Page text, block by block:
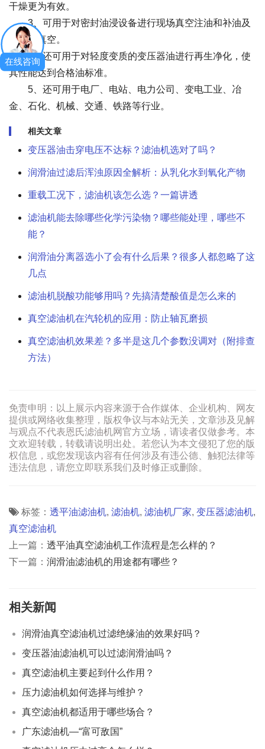
干燥更为有效。
3、可用于对密封油浸设备进行现场真空注油和补油及
设备抽真空。
4、还可用于对轻度变质的变压器油进行再生净化，使
其性能达到合格油标准。
5、还可用于电厂、电站、电力公司、变电工业、冶
金、石化、机械、交通、铁路等行业。
相关文章
变压器油击穿电压不达标？滤油机选对了吗？
润滑油过滤后浑浊原因全解析：从乳化水到氧化产物
重载工况下，滤油机该怎么选？一篇讲透
滤油机能去除哪些化学污染物？哪些能处理，哪些不
能？
润滑油分离器选小了会有什么后果？很多人都忽略了这
几点
滤油机脱酸功能够用吗？先搞清楚酸值是怎么来的
真空滤油机在汽轮机的应用：防止轴瓦磨损
真空滤油机效果差？多半是这几个参数没调对（附排查
方法）
免责申明：以上展示内容来源于合作媒体、企业机构、网友
提供或网络收集整理，版权争议与本站无关，文章涉及见解
与观点不代表恩氏滤油机网官方立场，请读者仅做参考。本
文欢迎转载，转载请说明出处。若您认为本文侵犯了您的版
权信息，或您发现该内容有任何涉及有违公德、触犯法律等
违法信息，请您立即联系我们及时修正或删除。
标签： 透平油滤油机, 滤油机, 滤油机厂家, 变压器滤油机,
真空滤油机
上一篇： 透平油真空滤油机工作流程是怎么样的？
下一篇： 润滑油滤油机的用途都有哪些？
相关新闻
润滑油真空滤油机过滤绝缘油的效果好吗？
变压器油滤油机可以过滤润滑油吗？
真空滤油机主要起到什么作用？
压力滤油机如何选择与维护？
真空滤油机都适用于哪些场合？
广东滤油机—“富可敌国”
在线咨询